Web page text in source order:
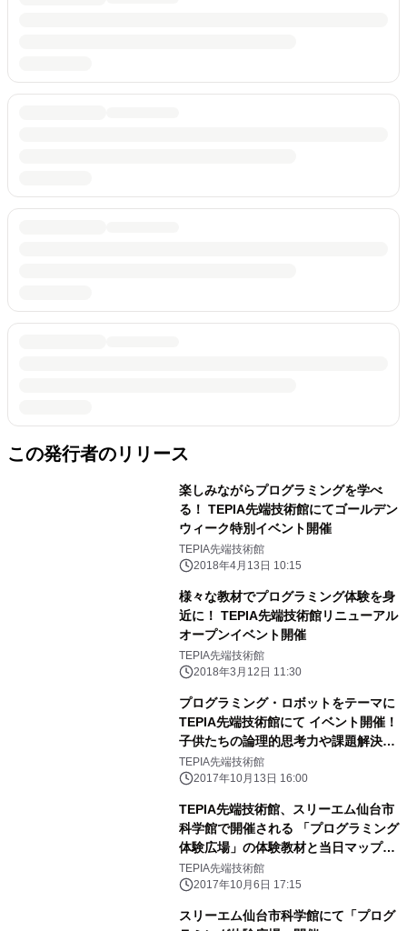
この発行者のリリース
楽しみながらプログラミングを学べ
る！ TEPIA先端技術館にてゴールデン
ウィーク特別イベント開催
TEPIA先端技術館
2018年4月13日 10:15
様々な教材でプログラミング体験を身
近に！ TEPIA先端技術館リニューアル
オープンイベント開催
TEPIA先端技術館
2018年3月12日 11:30
プログラミング・ロボットをテーマに
TEPIA先端技術館にて イベント開催！
子供たちの論理的思考力や課題解決力
を伸ばす
TEPIA先端技術館
2017年10月13日 16:00
TEPIA先端技術館、スリーエム仙台市
科学館で開催される 「プログラミング
体験広場」の体験教材と当日マップを
紹介
TEPIA先端技術館
2017年10月6日 17:15
スリーエム仙台市科学館にて「プログ